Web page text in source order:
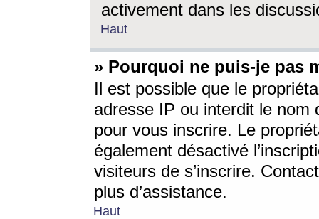
activement dans les
Haut
» Pourquoi ne puis-je pas
Il est possible que le
adresse IP ou interdit le nom
pour vous inscrire. Le
également désactivé
visiteurs de s’inscrire.
plus d’assistance.
Haut